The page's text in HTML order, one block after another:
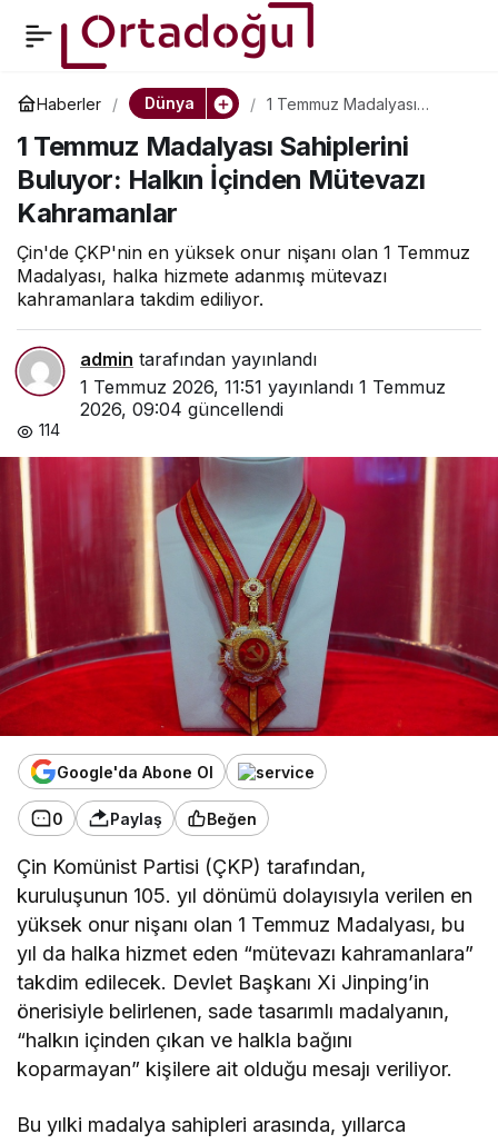
Haberler Dünya
1 Temmuz Madalyası
İçinden Mütevazı
Kahramanlar
1 Temmuz Madalyası Sahiplerini
Buluyor: Halkın İçinden Mütevazı
Kahramanlar
Çin'de ÇKP'nin en yüksek onur nişanı olan 1 Temmuz
Madalyası, halka hizmete adanmış mütevazı
kahramanlara takdim ediliyor.
admin tarafından yayınlandı
1 Temmuz 2026, 11:51 yayınlandı 1 Temmuz
2026, 09:04 güncellendi
114
Google'da Abone Ol
0 Paylaş Beğen
Çin Komünist Partisi (ÇKP) tarafından,
kuruluşunun 105. yıl dönümü dolayısıyla verilen en
yüksek onur nişanı olan 1 Temmuz Madalyası, bu
yıl da halka hizmet eden “mütevazı kahramanlara”
takdim edilecek. Devlet Başkanı Xi Jinping’in
önerisiyle belirlenen, sade tasarımlı madalyanın,
“halkın içinden çıkan ve halkla bağını
koparmayan” kişilere ait olduğu mesajı veriliyor.
Bu yılki madalya sahipleri arasında, yıllarca
Yapay Zeka, Kritik
Altyapılarda Karar Alma
Süreçlerini Yeniden
Şekillendiriyor